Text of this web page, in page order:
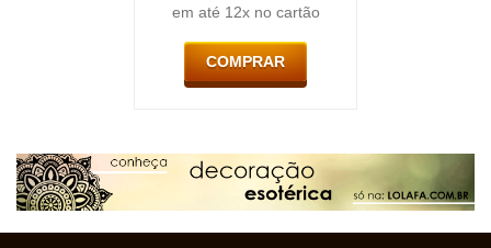
em até 12x no cartão
COMPRAR